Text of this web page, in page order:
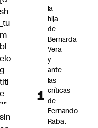
sh
_tu
m
bl
elo
g
titl
e=
””
sin
la
hija
de
Bernarda
Vera
y
ante
las
críticas
de
Fernando
Rabat